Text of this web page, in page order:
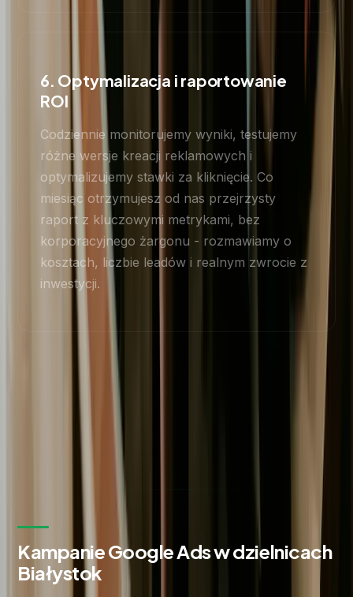
6. Optymalizacja i raportowanie
ROI
Codziennie monitorujemy wyniki, testujemy
różne wersje kreacji reklamowych i
optymalizujemy stawki za kliknięcie. Co
miesiąc otrzymujesz od nas przejrzysty
raport z kluczowymi metrykami, bez
korporacyjnego żargonu - rozmawiamy o
kosztach, liczbie leadów i realnym zwrocie z
inwestycji.
Kampanie Google Ads w dzielnicach
Białystok